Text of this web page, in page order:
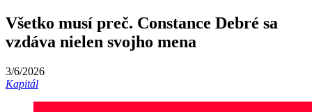
Všetko musí preč. Constance Debré sa
vzdáva nielen svojho mena
3/6/2026
Kapitál